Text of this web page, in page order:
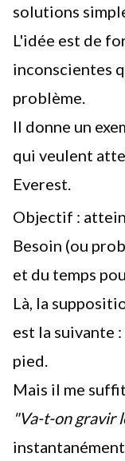
solutions
L'idée est de
inconscientes
problème.
Il donne un
qui veulent
Everest.
Objectif :
Besoin (ou
et du temps
Là, la
est la suivante
pied.
Mais il me
"Va-t-on gravir